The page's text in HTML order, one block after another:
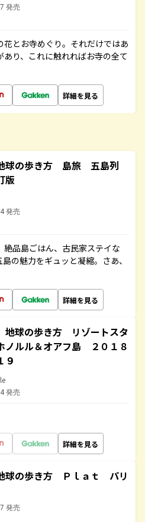
発売
とお寺めぐり。それだけではあ
り、これに触れればお寺の全て
詳細を見る
球の歩き方 島旅 五島列
版
発売
絶品島ごはん、古民家ステイな
の魅力をギュッと凝縮。さあ、
詳細を見る
球の歩き方 リゾートスタ
ルル＆オアフ島 ２０１８
９
発売
詳細を見る
球の歩き方 Ｐｌａｔ パリ
発売